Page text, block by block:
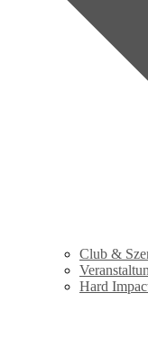
Club &
Hard